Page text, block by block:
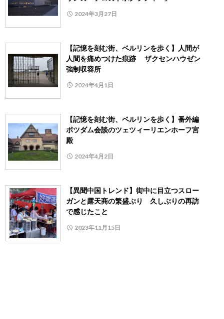
2024年3月27日
【記憶を刻む街、ベルリンを歩く】人間が
人間を痛めつけた痕跡 ザクセンハウゼン
強制収容所
2024年4月1日
【記憶を刻む街、ベルリンを歩く】番外編
ポツダム会談のツェツィーリエンホーフ宮
殿
2024年4月2日
【異聞中国トレンド】街中に目立つスロー
ガンと露天商の繁盛ぶり 久しぶりの再訪
で感じたこと
2023年11月15日